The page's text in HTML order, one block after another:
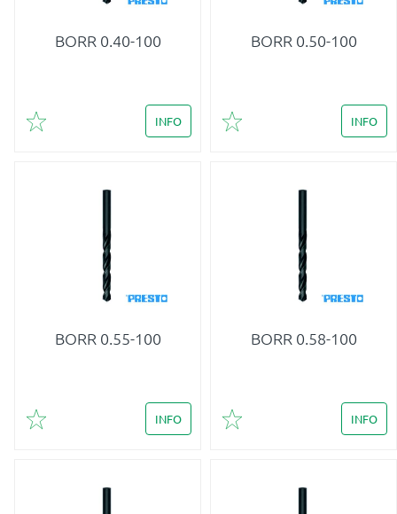
BORR 0.40-100
Lägg till i favoriter
INFO
BORR 0.50-100
Lägg till i favoriter
INFO
BORR 0.55-100
Lägg till i favoriter
INFO
BORR 0.58-100
Lägg till i favoriter
INFO